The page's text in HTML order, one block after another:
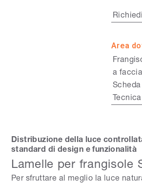
Area
a
Scheda
Tecnica
Distribuzione della luce
standard di design e funzionalità
Lamelle per frangisole
Per sfruttare al meglio la luce